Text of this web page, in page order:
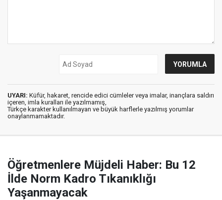
UYARI: Küfür, hakaret, rencide edici cümleler veya imalar, inançlara saldırı
içeren, imla kuralları ile yazılmamış,
Türkçe karakter kullanılmayan ve büyük harflerle yazılmış yorumlar
onaylanmamaktadır.
Öğretmenlere Müjdeli Haber: Bu 12
İlde Norm Kadro Tıkanıklığı
Yaşanmayacak